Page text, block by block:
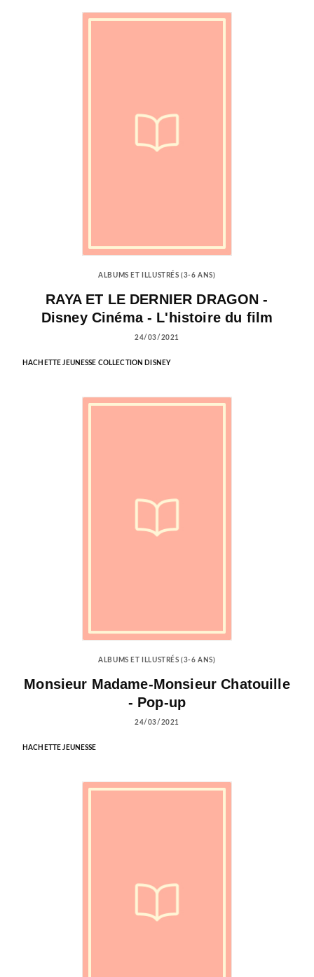
ALBUMS ET ILLUSTRÉS (3-6 ANS)
RAYA ET LE DERNIER DRAGON -
Disney Cinéma - L'histoire du film
24/03/2021
HACHETTE JEUNESSE COLLECTION DISNEY
ALBUMS ET ILLUSTRÉS (3-6 ANS)
Monsieur Madame-Monsieur Chatouille
- Pop-up
24/03/2021
HACHETTE JEUNESSE